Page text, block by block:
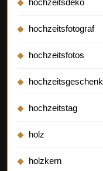
hochzeitsdeko
hochzeitsfotograf
hochzeitsfotos
hochzeitsgeschenk
hochzeitstag
holz
holzkern